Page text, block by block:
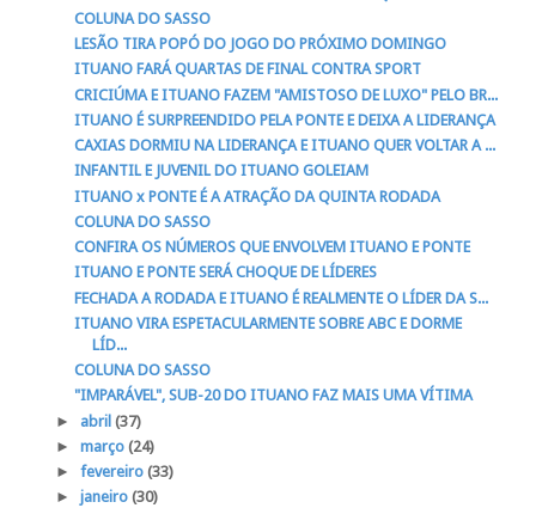
COLUNA DO SASSO
LESÃO TIRA POPÓ DO JOGO DO PRÓXIMO DOMINGO
ITUANO FARÁ QUARTAS DE FINAL CONTRA SPORT
CRICIÚMA E ITUANO FAZEM "AMISTOSO DE LUXO" PELO BR...
ITUANO É SURPREENDIDO PELA PONTE E DEIXA A LIDERANÇA
CAXIAS DORMIU NA LIDERANÇA E ITUANO QUER VOLTAR A ...
INFANTIL E JUVENIL DO ITUANO GOLEIAM
ITUANO x PONTE É A ATRAÇÃO DA QUINTA RODADA
COLUNA DO SASSO
CONFIRA OS NÚMEROS QUE ENVOLVEM ITUANO E PONTE
ITUANO E PONTE SERÁ CHOQUE DE LÍDERES
FECHADA A RODADA E ITUANO É REALMENTE O LÍDER DA S...
ITUANO VIRA ESPETACULARMENTE SOBRE ABC E DORME
LÍD...
COLUNA DO SASSO
"IMPARÁVEL", SUB-20 DO ITUANO FAZ MAIS UMA VÍTIMA
► abril (37)
► março (24)
► fevereiro (33)
► janeiro (30)